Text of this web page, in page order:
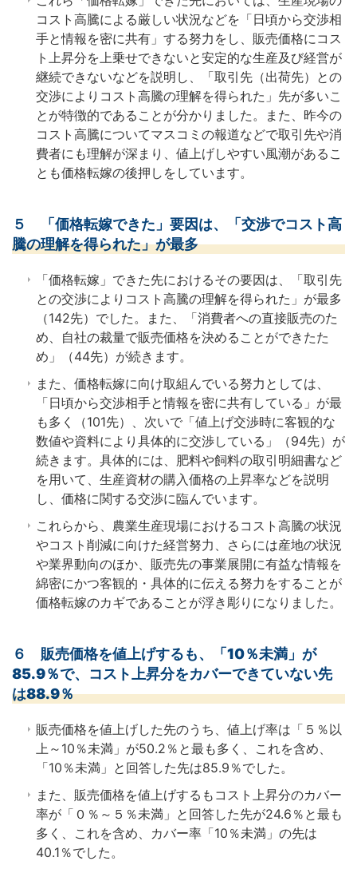
コスト高騰による厳しい状況などを「日頃から交渉相
手と情報を密に共有」する努力をし、販売価格にコス
ト上昇分を上乗せできないと安定的な生産及び経営が
継続できないなどを説明し、「取引先（出荷先）との
交渉によりコスト高騰の理解を得られた」先が多いこ
とが特徴的であることが分かりました。また、昨今の
コスト高騰についてマスコミの報道などで取引先や消
費者にも理解が深まり、値上げしやすい風潮があるこ
とも価格転嫁の後押しをしています。
５ 「価格転嫁できた」要因は、「交渉でコスト高
騰の理解を得られた」が最多
「価格転嫁」できた先におけるその要因は、「取引先
との交渉によりコスト高騰の理解を得られた」が最多
（142先）でした。また、「消費者への直接販売のた
め、自社の裁量で販売価格を決めることができたた
め」（44先）が続きます。
また、価格転嫁に向け取組んでいる努力としては、
「日頃から交渉相手と情報を密に共有している」が最
も多く（101先）、次いで「値上げ交渉時に客観的な
数値や資料により具体的に交渉している」（94先）が
続きます。具体的には、肥料や飼料の取引明細書など
を用いて、生産資材の購入価格の上昇率などを説明
し、価格に関する交渉に臨んでいます。
これらから、農業生産現場におけるコスト高騰の状況
やコスト削減に向けた経営努力、さらには産地の状況
や業界動向のほか、販売先の事業展開に有益な情報を
綿密にかつ客観的・具体的に伝える努力をすることが
価格転嫁のカギであることが浮き彫りになりました。
６ 販売価格を値上げするも、「10％未満」が
85.9％で、コスト上昇分をカバーできていない先
は88.9％
販売価格を値上げした先のうち、値上げ率は「５％以
上～10％未満」が50.2％と最も多く、これを含め、
「10％未満」と回答した先は85.9％でした。
また、販売価格を値上げするもコスト上昇分のカバー
率が「０％～５％未満」と回答した先が24.6％と最も
多く、これを含め、カバー率「10％未満」の先は
40.1％でした。